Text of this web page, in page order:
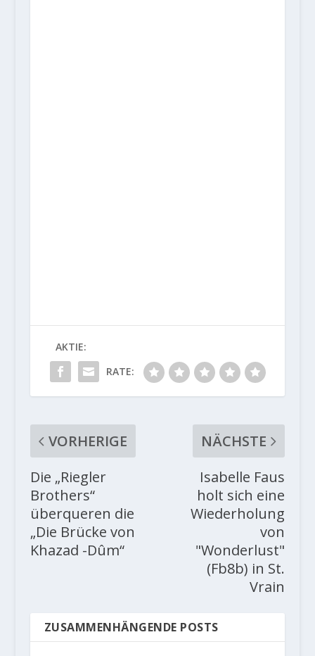
AKTIE:
RATE:
VORHERIGE
Die „Riegler
Brothers“
überqueren die
„Die Brücke von
Khazad -Dûm“
NÄCHSTE
Isabelle Faus
holt sich eine
Wiederholung
von
"Wonderlust"
(Fb8b) in St.
Vrain
ZUSAMMENHÄNGENDE POSTS